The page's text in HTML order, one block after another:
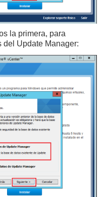
la primera, para
del Update Manager: